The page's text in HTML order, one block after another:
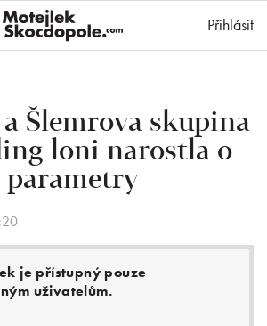
Přihlásit
Šlemrova skupina
loni narostla o
je přístupný pouze
uživatelům.